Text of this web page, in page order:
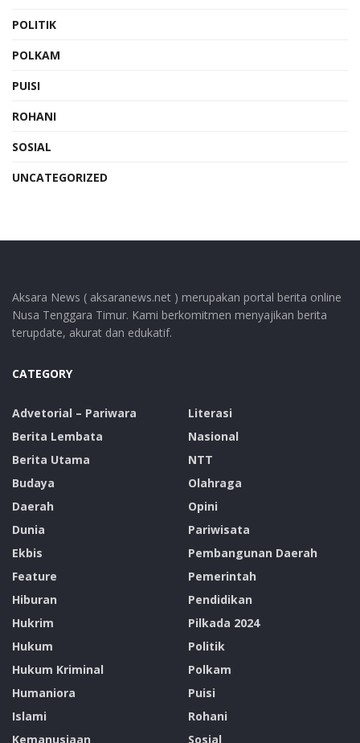
POLITIK
POLKAM
PUISI
ROHANI
SOSIAL
UNCATEGORIZED
Aksara News ( aksaranews.net ) merupakan portal berita online
Nusa Tenggara Timur. Kami berkomitmen menyajikan berita
terupdate, akurat dan edukatif.
CATEGORY
Advetorial – Pariwara
Berita Lembata
Berita Utama
Budaya
Daerah
Dunia
Ekbis
Feature
Hiburan
Hukrim
Hukum
Hukum Kriminal
Humaniora
Islami
Kemanusiaan
Literasi
Nasional
NTT
Olahraga
Opini
Pariwisata
Pembangunan Daerah
Pemerintah
Pendidikan
Pilkada 2024
Politik
Polkam
Puisi
Rohani
Sosial